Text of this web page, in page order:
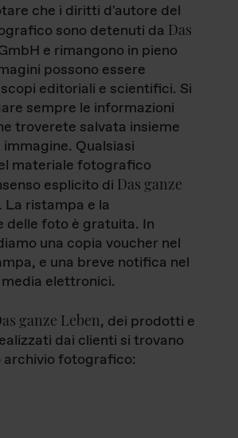
che i diritti d'autore del
sono detenuti da Das
e rimangono in pieno
possono essere
editoriali e scientifici. Si
sempre le informazioni
troverete salvata insieme
Qualsiasi
materiale fotografico
esplicito di Das ganze
La ristampa e la
delle foto è gratuita. In
una copia voucher nel
e una breve notifica nel
elettronici.
ganze Leben, dei prodotti e
dai clienti si trovano
archivio fotografico: